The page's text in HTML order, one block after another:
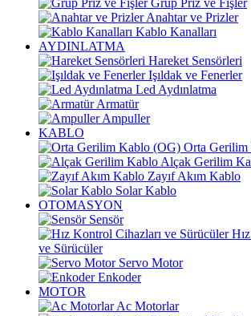
Grup Priz ve Fişler
Anahtar ve Prizler
Kablo Kanalları
AYDINLATMA
Hareket Sensörleri
Işıldak ve Fenerler
Led Aydınlatma
Armatür
Ampuller
KABLO
Orta
Alçak Gerilim
Zayıf Akım Kablo
Solar Kablo
OTOMASYON
Sensör
ve Sürücüler
Servo Motor
Enkoder
MOTOR
Ac Motorlar